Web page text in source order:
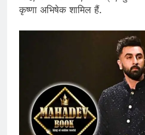
कृष्णा अभिषेक शामिल हैं.